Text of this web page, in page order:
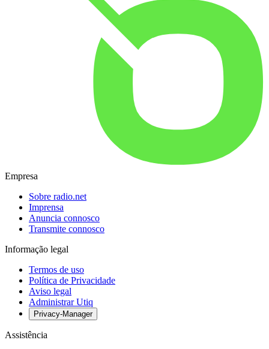
Empresa
Sobre radio.net
Imprensa
Anuncia connosco
Transmite connosco
Informação legal
Termos de uso
Política de Privacidade
Aviso legal
Administrar Utiq
Privacy-Manager
Assistência